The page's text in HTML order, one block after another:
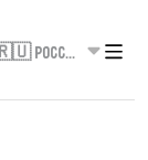
🇷🇺 Россия